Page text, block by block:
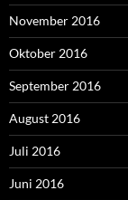
November 2016
Oktober 2016
September 2016
August 2016
Juli 2016
Juni 2016